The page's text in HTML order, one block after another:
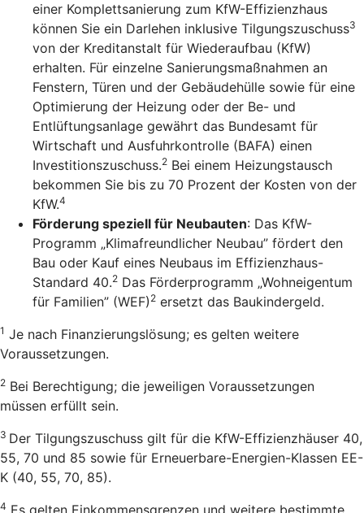
einer Komplettsanierung zum KfW-Effizienzhaus
können Sie ein Darlehen inklusive Tilgungszuschuss3
von der Kreditanstalt für Wiederaufbau (KfW)
erhalten. Für einzelne Sanierungsmaßnahmen an
Fenstern, Türen und der Gebäudehülle sowie für eine
Optimierung der Heizung oder der Be- und
Entlüftungsanlage gewährt das Bundesamt für
Wirtschaft und Ausfuhrkontrolle (BAFA) einen
Investitionszuschuss.2 Bei einem Heizungstausch
bekommen Sie bis zu 70 Prozent der Kosten von der
KfW.4
Förderung speziell für Neubauten: Das KfW-
Programm „Klimafreundlicher Neubau” fördert den
Bau oder Kauf eines Neubaus im Effizienzhaus-
Standard 40.2 Das Förderprogramm „Wohneigentum
für Familien” (WEF) 2 ersetzt das Baukindergeld.
1 Je nach Finanzierungslösung; es gelten weitere
Voraussetzungen.
2 Bei Berechtigung; die jeweiligen Voraussetzungen
müssen erfüllt sein.
3 Der Tilgungszuschuss gilt für die KfW-Effizienzhäuser 40,
55, 70 und 85 sowie für Erneuerbare-Energien-Klassen EE-
K (40, 55, 70, 85).
4